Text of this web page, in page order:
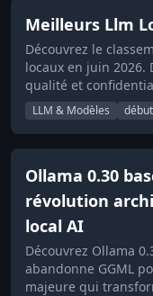
Meilleurs Llm
Découvrez le
locaux en juin 2026.
qualité et
LLM & Modèles
Ollama 0.30
révolution
local AI
Découvrez Ollama
abandonne GGML
majeure qui